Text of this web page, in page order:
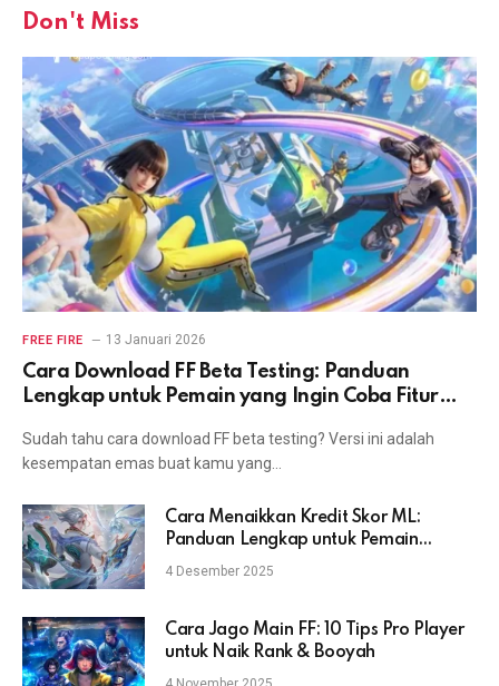
Don't Miss
FREE FIRE 13 Januari 2026
Cara Download FF Beta Testing: Panduan
Lengkap untuk Pemain yang Ingin Coba Fitur
Sudah tahu cara download FF beta testing? Versi ini adalah
kesempatan emas buat kamu yang…
Cara Menaikkan Kredit Skor ML:
Panduan Lengkap untuk Pemain
Mobile Legends
4 Desember 2025
Cara Jago Main FF: 10 Tips Pro Player
untuk Naik Rank & Booyah